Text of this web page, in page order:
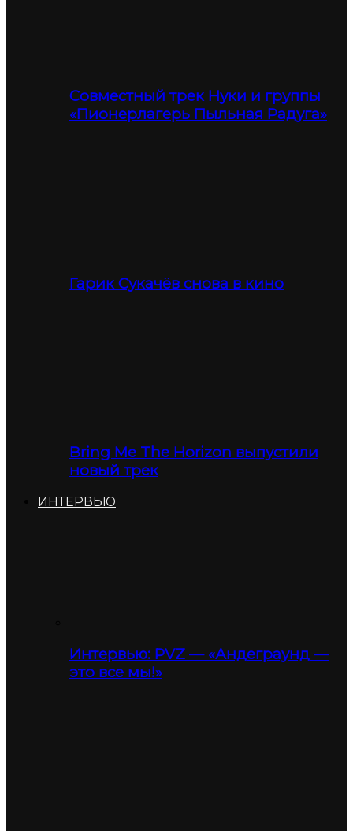
Совместный трек Нуки и группы
«Пионерлагерь Пыльная Радуга»
Гарик Сукачёв снова в кино
Bring Me The Horizon выпустили
новый трек
ИНТЕРВЬЮ
Интервью: PVZ — «Андеграунд —
это все мы!»